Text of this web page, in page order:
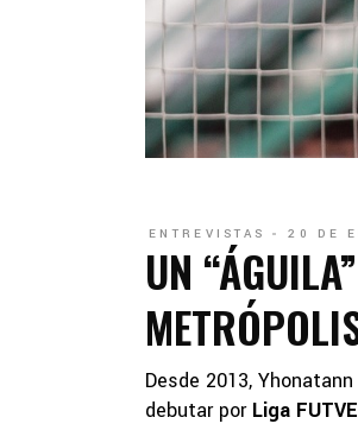
ENTREVISTAS 20 DE
UN
Desde 2013,
debutar por Liga FUTVE